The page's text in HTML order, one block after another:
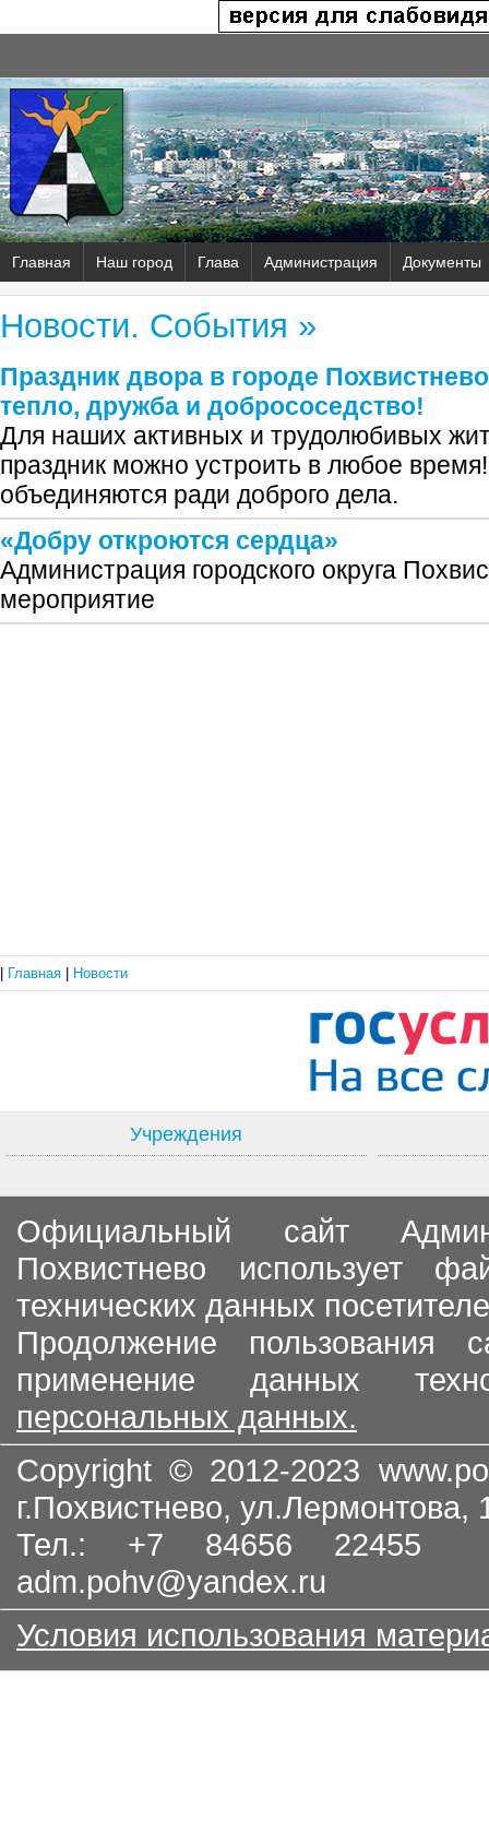
Главная Наш город Глава Администрация Документы
Новости. События »
Праздник двора в городе
тепло, дружба и добрососедство!
Для наших активных и трудолюбивых
праздник можно устроить в любое
объединяются ради доброго дела.
«Добру откроются сердца»
Администрация городского округа
мероприятие
Главная Новости
Учреждения
Официальный сайт
Похвистнево использует
технических данных
Продолжение пользования
применение данных
персональных данных.
Copyright © 2012-2023
г.Похвистнево, ул.Лермонтова,
Тел.: +7 84656
adm.pohv@yandex.ru
Условия использования